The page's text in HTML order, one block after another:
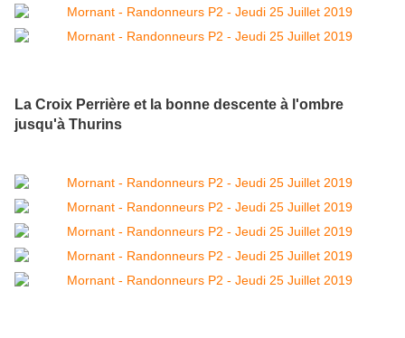
La Croix Perrière et la bonne descente à l'ombre
jusqu'à Thurins